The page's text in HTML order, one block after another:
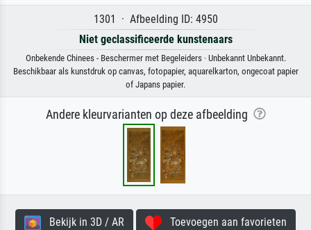
1301 · Afbeelding ID: 4950
Niet geclassificeerde kunstenaars
Onbekende Chinees - Beschermer met Begeleiders · Unbekannt Unbekannt.
Beschikbaar als kunstdruk op canvas, fotopapier, aquarelkarton, ongecoat papier
of Japans papier.
Andere kleurvarianten op deze afbeelding
Bekijk in 3D / AR Toevoegen aan favorieten